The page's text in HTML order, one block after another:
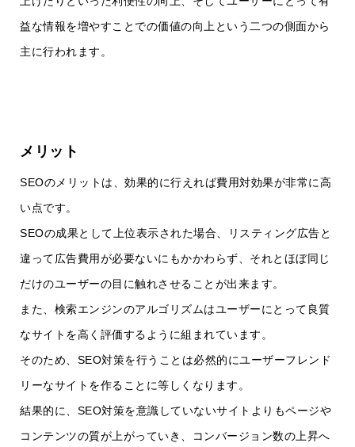
益な情報を増やすことでの価値の向上という二つの側面から
主に行われます。
メリット
SEOのメリットは、効果的に行えれば費用対効果が非常に高
い点です。
SEOの成果として上位表示された場合、リスティング広告と
違って広告費用が必要ないにもかかわらず、それとほぼ同じ
だけのユーザーの目に触れさせることが出来ます。
また、検索エンジンのアルゴリズムはユーザーにとって良質
なサイトを高く評価するように組まれています。
そのため、SEO対策を行うことは必然的にユーザーフレンド
リーなサイトを作ることに等しくなります。
結果的に、SEO対策を意識していないサイトよりもページや
コンテンツの質が上がっていき、コンバージョン数の上昇へ